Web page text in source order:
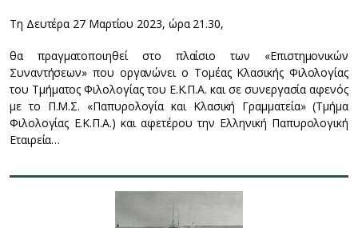
Τη Δευτέρα 27 Μαρτίου 2023, ώρα 21.30,
θα πραγματοποιηθεί στο πλαίσιο των «Επιστημονικών
Συναντήσεων» που οργανώνει ο Τομέας Κλασικής Φιλολογίας
του Τμήματος Φιλολογίας του Ε.Κ.Π.Α. και σε συνεργασία αφενός
με το Π.Μ.Σ. «Παπυρολογία και Κλασική Γραμματεία» (Τμήμα
Φιλολογίας Ε.Κ.Π.Α.) και αφετέρου την Ελληνική Παπυρολογική
Εταιρεία…